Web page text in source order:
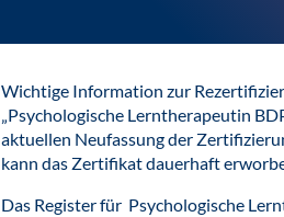
Wichtige Information zur
„Psychologische Lerntherapeutin
aktuellen Neufassung der
kann das Zertifikat dauerhaft
Das Register für Psychologische